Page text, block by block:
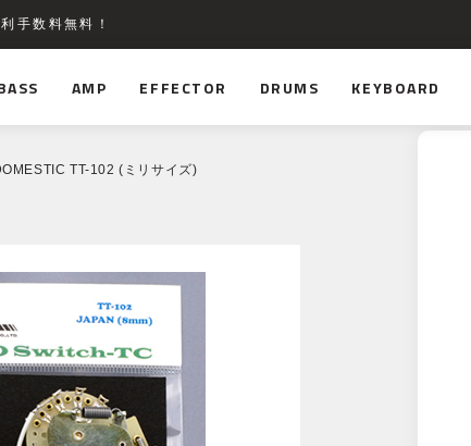
手数料無料！
AMP EFFECTOR DRUMS KEYBOARD
TT-102 (ミリサイズ)